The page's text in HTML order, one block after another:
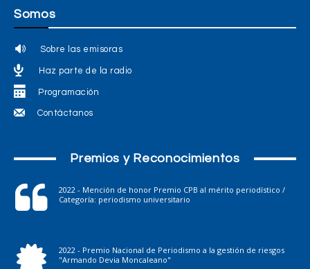
Somos
Sobre las emisoras
Haz parte de la radio
Programación
Contáctanos
Premios y Reconocimientos
2022 - Mención de honor Premio CPB al mérito periodístico /
Categoría: periodismo universitario
2022 - Premio Nacional de Periodismo a la gestión de riesgos
"Armando Devia Moncaleano"